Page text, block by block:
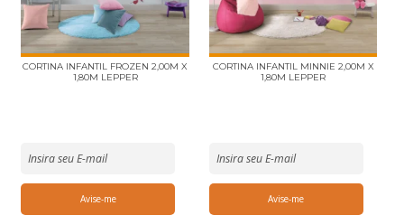
CORTINA INFANTIL FROZEN 2,00M X
1,80M LEPPER
CORTINA INFANTIL MINNIE 2,00M X
1,80M LEPPER